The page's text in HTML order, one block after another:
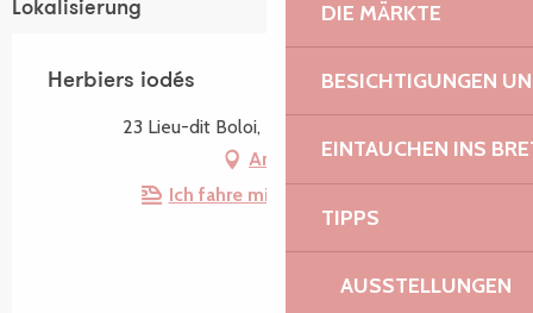
DIE MÄRKTE
BESICHTIGUNGEN
EINTAUCHEN INS
TIPPS
AUSSTELLUNGEN
Lokalisierung
Herbiers iodés
23 Lieu-dit Boloi, 22740 Pleudaniel
Anfahrt
Ich fahre mit dem Zug hin!